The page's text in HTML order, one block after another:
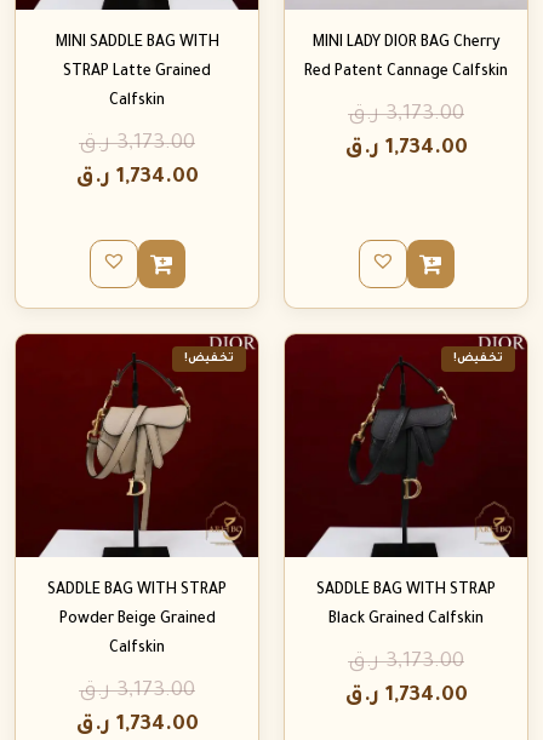
MINI LADY DIOR BAG Cherry
Red Patent Cannage Calfskin
3,173.00 ر.ق
1,734.00 ر.ق
MINI SADDLE BAG WITH
STRAP Latte Grained
Calfskin
3,173.00 ر.ق
1,734.00 ر.ق
تخفيض!
SADDLE BAG WITH STRAP
Black Grained Calfskin
3,173.00 ر.ق
1,734.00 ر.ق
تخفيض!
SADDLE BAG WITH STRAP
Powder Beige Grained
Calfskin
3,173.00 ر.ق
1,734.00 ر.ق